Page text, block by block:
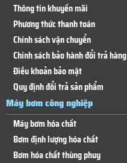
Thông tin khuyến mãi
Phương thức thanh toán
Chính sách vận chuyển
Chính sách bảo hành đổi trả hàng
Điều khoản bảo mật
Quy định đổi trả sản phẩm
Máy bơm công nghiệp
Máy bơm hóa chất
Bơm định lượng hóa chất
Bơm hóa chất thùng phuy